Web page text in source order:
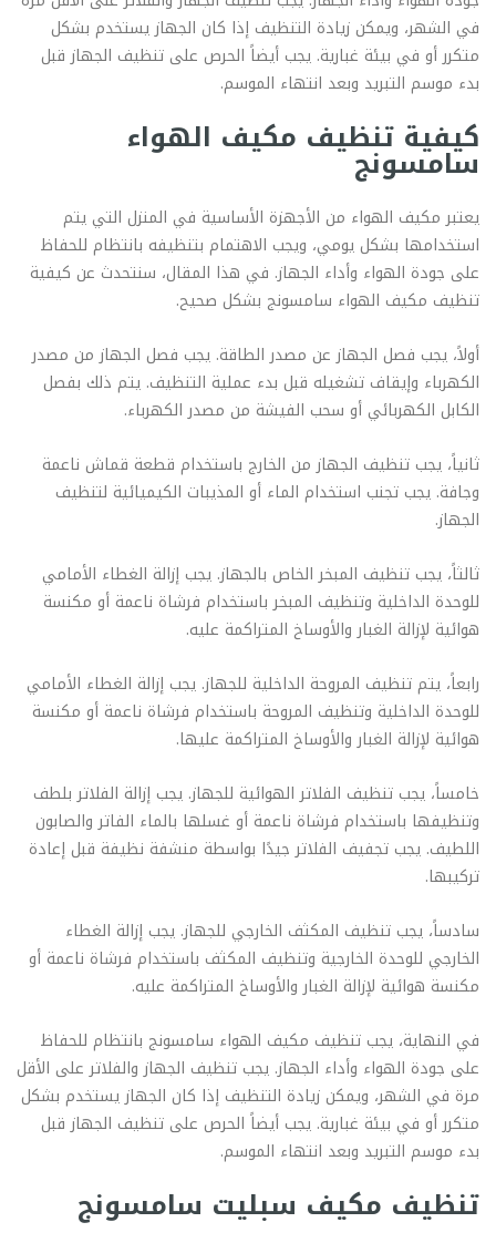
في الشهر، ويمكن زيادة التنظيف إذا كان الجهاز يستخدم بشكل
متكرر أو في بيئة غبارية. يجب أيضاً الحرص على تنظيف الجهاز قبل
بدء موسم التبريد وبعد انتهاء الموسم.
كيفية تنظيف مكيف الهواء
سامسونج
يعتبر مكيف الهواء من الأجهزة الأساسية في المنزل التي يتم
استخدامها بشكل يومي، ويجب الاهتمام بتنظيفه بانتظام للحفاظ
على جودة الهواء وأداء الجهاز. في هذا المقال، سنتحدث عن كيفية
تنظيف مكيف الهواء سامسونج بشكل صحيح.
أولاً، يجب فصل الجهاز عن مصدر الطاقة. يجب فصل الجهاز من مصدر
الكهرباء وإيقاف تشغيله قبل بدء عملية التنظيف. يتم ذلك بفصل
الكابل الكهربائي أو سحب الفيشة من مصدر الكهرباء.
ثانياً، يجب تنظيف الجهاز من الخارج باستخدام قطعة قماش ناعمة
وجافة. يجب تجنب استخدام الماء أو المذيبات الكيميائية لتنظيف
الجهاز.
ثالثاً، يجب تنظيف المبخر الخاص بالجهاز. يجب إزالة الغطاء الأمامي
للوحدة الداخلية وتنظيف المبخر باستخدام فرشاة ناعمة أو مكنسة
هوائية لإزالة الغبار والأوساخ المتراكمة عليه.
رابعاً، يتم تنظيف المروحة الداخلية للجهاز. يجب إزالة الغطاء الأمامي
للوحدة الداخلية وتنظيف المروحة باستخدام فرشاة ناعمة أو مكنسة
هوائية لإزالة الغبار والأوساخ المتراكمة عليها.
خامساً، يجب تنظيف الفلاتر الهوائية للجهاز. يجب إزالة الفلاتر بلطف
وتنظيفها باستخدام فرشاة ناعمة أو غسلها بالماء الفاتر والصابون
اللطيف. يجب تجفيف الفلاتر جيدًا بواسطة منشفة نظيفة قبل إعادة
تركيبها.
سادساً، يجب تنظيف المكثف الخارجي للجهاز. يجب إزالة الغطاء
الخارجي للوحدة الخارجية وتنظيف المكثف باستخدام فرشاة ناعمة أو
مكنسة هوائية لإزالة الغبار والأوساخ المتراكمة عليه.
في النهاية، يجب تنظيف مكيف الهواء سامسونج بانتظام للحفاظ
على جودة الهواء وأداء الجهاز. يجب تنظيف الجهاز والفلاتر على الأقل
مرة في الشهر، ويمكن زيادة التنظيف إذا كان الجهاز يستخدم بشكل
متكرر أو في بيئة غبارية. يجب أيضاً الحرص على تنظيف الجهاز قبل
بدء موسم التبريد وبعد انتهاء الموسم.
تنظيف مكيف سبليت سامسونج